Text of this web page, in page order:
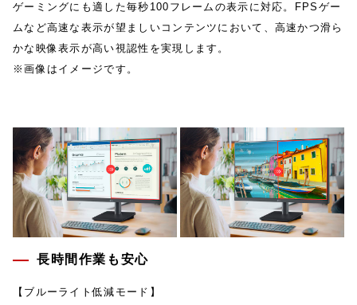
ゲーミングにも適した毎秒100フレームの表示に対応。FPSゲー
ムなど高速な表示が望ましいコンテンツにおいて、高速かつ滑ら
かな映像表示が高い視認性を実現します。
※画像はイメージです。
長時間作業も安心
【ブルーライト低減モード】